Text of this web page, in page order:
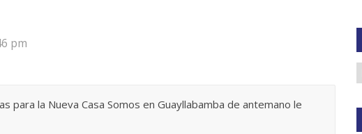
pm
para la Nueva Casa Somos en Guayllabamba de antemano le